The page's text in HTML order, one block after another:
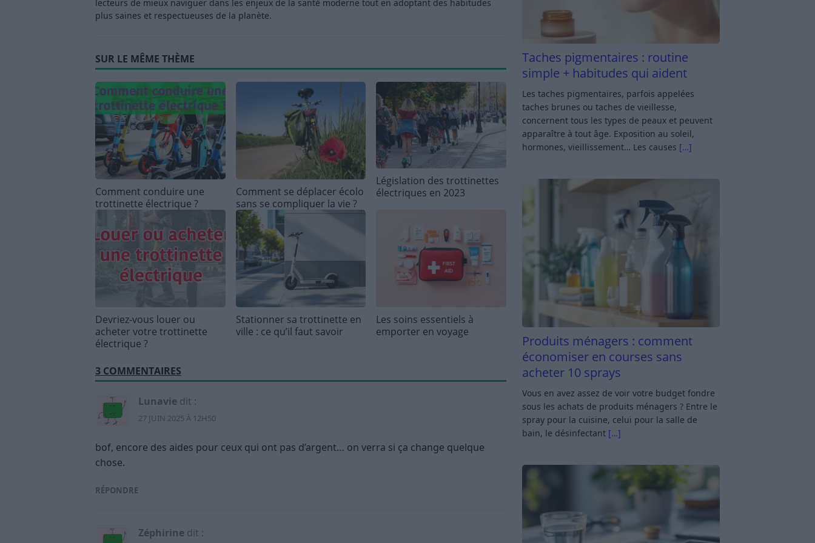
lecteurs de mieux naviguer dans les enjeux de la santé moderne tout en adoptant des habitudes
plus saines et respectueuses de la planète.
SUR LE MÊME THÈME
Comment conduire une
trottinette électrique ?
Comment se déplacer écolo
sans se compliquer la vie ?
Législation des trottinettes
électriques en 2023
Devriez-vous louer ou
acheter votre trottinette
électrique ?
Stationner sa trottinette en
ville : ce qu’il faut savoir
Les soins essentiels à
emporter en voyage
3 COMMENTAIRES
Lunavie dit :
27 JUIN 2025 À 12H50
bof, encore des aides pour ceux qui ont pas d’argent… on verra si ça change quelque
chose.
RÉPONDRE
Zéphirine dit :
Taches pigmentaires : routine
simple + habitudes qui aident
Les taches pigmentaires, parfois appelées
taches brunes ou taches de vieillesse,
concernent tous les types de peaux et peuvent
apparaître à tout âge. Exposition au soleil,
hormones, vieillissement… Les causes […]
Produits ménagers : comment
économiser en courses sans
acheter 10 sprays
Vous en avez assez de voir votre budget fondre
sous les achats de produits ménagers ? Entre le
spray pour la cuisine, celui pour la salle de
bain, le désinfectant […]